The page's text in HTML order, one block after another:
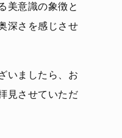
美意識の象徴と
深さを感じさせ
いましたら、お
見させていただ